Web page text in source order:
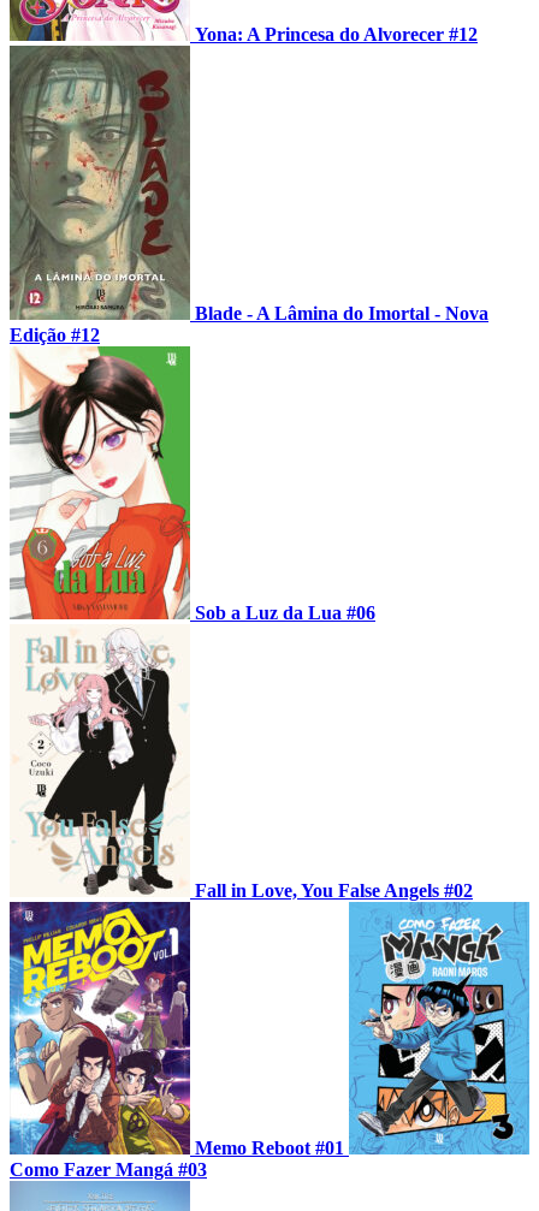
Yona: A Princesa do Alvorecer #12
Blade - A Lâmina do Imortal - Nova
Edição #12
Sob a Luz da Lua #06
Fall in Love, You False Angels #02
Memo Reboot #01
Como Fazer Mangá #03